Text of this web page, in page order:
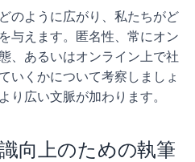
のように広がり、私たちがど
与えます。匿名性、常にオン
、あるいはオンライン上で社
いくかについて考察しましょ
り広い文脈が加わります。
向上のための執筆